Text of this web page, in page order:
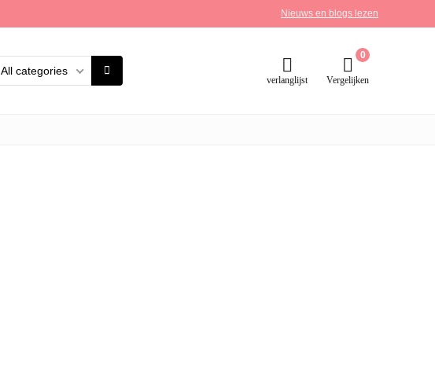
Nieuws en blogs lezen
All categories
verlanglijst
0
Vergelijken